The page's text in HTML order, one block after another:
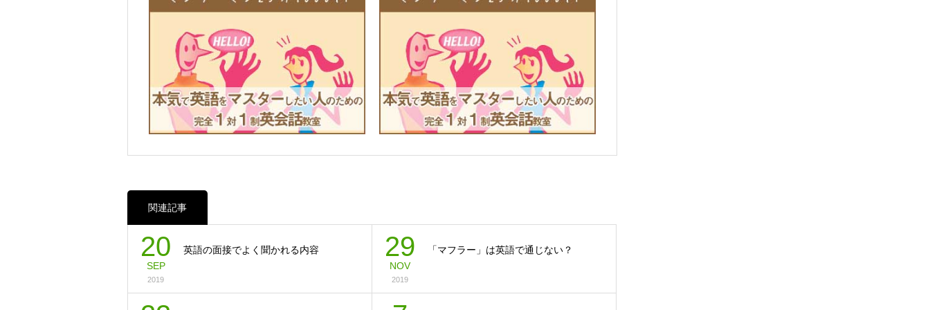
関連記事
20
SEP
2019
英語の面接でよく聞かれる内容 29
NOV
2019
「マフラー」は英語で通じない？